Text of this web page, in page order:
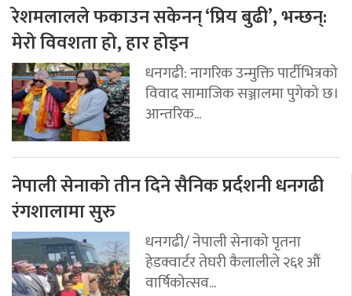
रेशमलालले फकाउन सकेनन् ‘प्रिय बुढी’, भन्छन्:
मेरो विवशता हो, हार होइन
धनगढी: नागरिक उन्मुक्ति पार्टीभित्रको
विवाद सामाजिक सञ्जालमा पुगेको छ।
आन्तरिक...
नेपाली सेनाको तीन दिने सैनिक प्रर्दशनी धनगढी
रंगशालामा सुरु
धनगढी/ नेपाली सेनाको पृतना
हेडक्वार्टर तेघरी कैलालीले २६१ औं
वार्षिकोत्सव...